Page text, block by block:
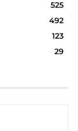
525
492
123
29